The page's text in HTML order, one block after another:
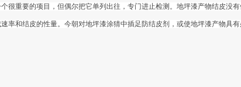
重要的项目，但偶尔把它单列出往，专门进止检测。地坪漆产物结皮没
和结皮的性量。今朝对地坪漆涂猜中插足防结皮剂，或使地坪漆产物具